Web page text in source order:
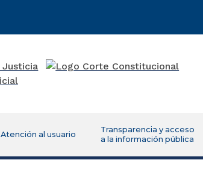
Atención al usuario
Transparencia y acceso
a la información pública